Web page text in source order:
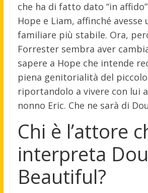
che ha di fatto dato “in
Hope e Liam, affinché avesse
familiare più stabile. Ora,
Forrester sembra aver
sapere a Hope che intende
piena genitorialità del
riportandolo a vivere con lui
nonno Eric. Che ne sarà di
Chi è l’attore
interpreta
Beautiful?